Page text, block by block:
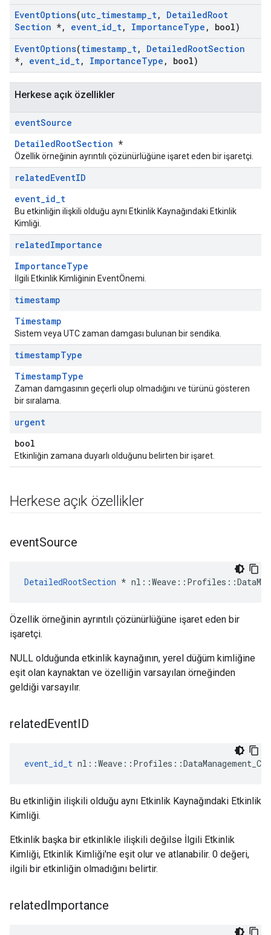
EventOptions(utc_timestamp_t, DetailedRoot
Section *, event_id_t, ImportanceType ,
bool)
EventOptions(timestamp_t, DetailedRootSection
*, event_id_t, ImportanceType , bool)
Herkese açık özellikler
eventSource
DetailedRootSection *
Özellik örneğinin ayrıntılı çözünürlüğüne işaret eden bir işaretçi.
relatedEventID
event_id_t
Bu etkinliğin ilişkili olduğu aynı Etkinlik Kaynağındaki Etkinlik
Kimliği.
relatedImportance
ImportanceType
İlgili Etkinlik Kimliğinin EventÖnemi.
timestamp
Timestamp
Sistem veya UTC zaman damgası bulunan bir sendika.
timestampType
TimestampType
Zaman damgasının geçerli olup olmadığını ve türünü gösteren
bir sıralama.
urgent
bool
Etkinliğin zamana duyarlı olduğunu belirten bir işaret.
Herkese açık özellikler
eventSource
DetailedRootSection *
Özellik örneğinin ayrıntılı çözünürlüğüne işaret eden bir
işaretçi.
NULL olduğunda etkinlik kaynağının, yerel düğüm kimliğine
eşit olan kaynaktan ve özelliğin varsayılan örneğinden
geldiği varsayılır.
relatedEventID
event_id_t
Bu etkinliğin ilişkili olduğu aynı Etkinlik Kaynağındaki Etkinlik
Kimliği.
Etkinlik başka bir etkinlikle ilişkili değilse İlgili Etkinlik
Kimliği, Etkinlik Kimliği'ne eşit olur ve atlanabilir. 0 değeri,
ilgili bir etkinliğin olmadığını belirtir.
relatedImportance